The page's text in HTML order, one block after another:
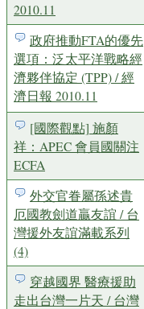
2010.11
政府推動FTA的優先
選項：泛太平洋戰略經
濟夥伴協定 (TPP) / 經
濟日報 2010.11
[國際觀點] 施顏
祥：APEC 會員國關注
ECFA
外交官眷屬孫述貴
厄國教劍道贏友誼 / 台
灣援外友誼滿載系列
(4)
穿越國界 醫療援助
走出台灣一片天 / 台灣